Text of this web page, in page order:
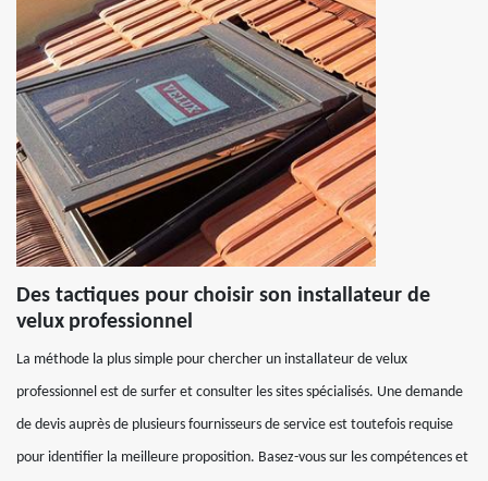
Des tactiques pour choisir son installateur de
velux professionnel
La méthode la plus simple pour chercher un installateur de velux
professionnel est de surfer et consulter les sites spécialisés. Une demande
de devis auprès de plusieurs fournisseurs de service est toutefois requise
pour identifier la meilleure proposition. Basez-vous sur les compétences et